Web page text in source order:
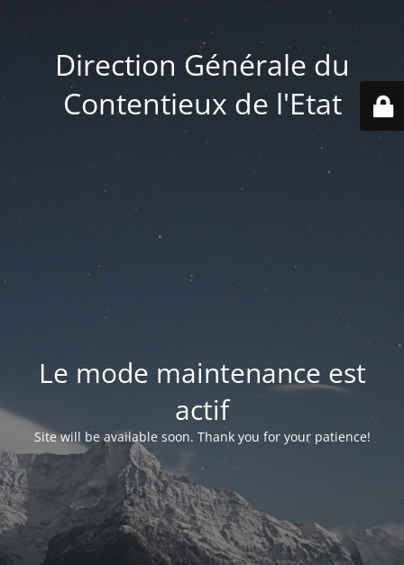
Direction Générale du
Contentieux de l'Etat
Le mode maintenance est
actif
Site will be available soon. Thank you for your patience!